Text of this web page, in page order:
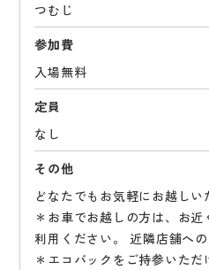
つむじ
参加費
入場無料
定員
なし
その他
どなたでもお気軽にお越しい
＊お車でお越しの方は、お
利用ください。 近隣店舗へ
＊エコバックをご持参いただ